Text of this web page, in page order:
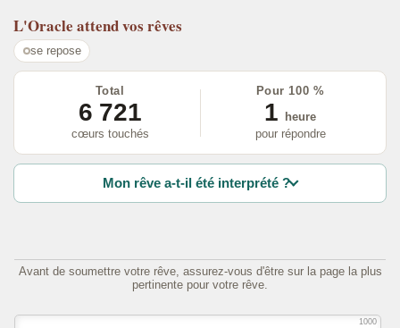
L'Oracle attend vos rêves
se repose
Total
6 721
cœurs touchés
Pour 100 %
1
heure
pour répondre
Mon rêve a-t-il été interprété ?
Avant de soumettre votre rêve, assurez-vous d'être sur la page la plus
pertinente pour votre rêve.
1000